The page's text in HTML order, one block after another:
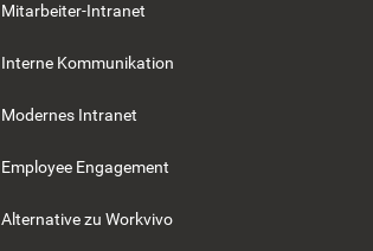
Mitarbeiter-Intranet
Interne Kommunikation
Modernes Intranet
Employee Engagement
Alternative zu Workvivo